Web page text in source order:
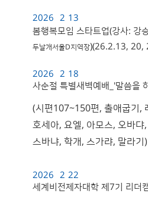
2026 2 13
봄행복모임 스타트업(강사: 강
두날개서울D지역장)(26.2.13, 20,
2026 2 18
사순절 특별새벽예배_'말씀을
(시편107~150편, 출애굽기,
호세아, 요엘, 아모스, 오바
스바냐, 학개, 스가랴, 말라기)
2026 2 22
세계비전제자대학 제7기 리더